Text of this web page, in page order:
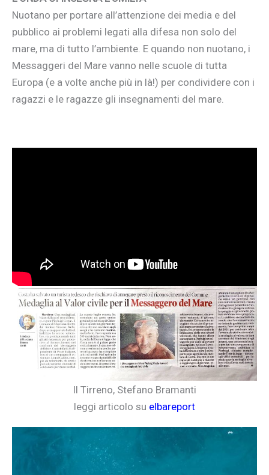
Nuotano per portare all’attenzione dei media e del
pubblico ai problemi legati alla difesa non solo del
mare, ma di tutto l’ambiente. E quando non nuotano, i
Messaggeri del Mare vanno nelle scuole di tutta
Europa (e a volte anche più in là!) per condividere con i
ragazzi e le ragazze gli insegnamenti del mare.
Il Tirreno, Stefano Bramanti
leggi articolo su elbareport